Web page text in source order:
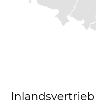
Inlandsvertrieb